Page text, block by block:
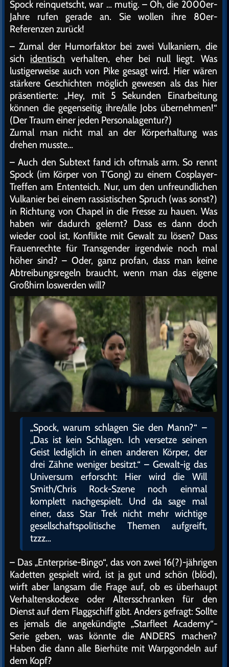
Spock reinquetscht, war … mutig. – Oh, die 2000er-
Jahre rufen gerade an. Sie wollen ihre 80er-
Referenzen zurück!
– Zumal der Humorfaktor bei zwei Vulkaniern, die
sich identisch verhalten, eher bei null liegt. Was
lustigerweise auch von Pike gesagt wird. Hier wären
stärkere Geschichten möglich gewesen als das hier
präsentierte: „Hey, mit 5 Sekunden Einarbeitung
können die gegenseitig ihre/alle Jobs übernehmen!“
(Der Traum einer jeden Personalagentur?)
Zumal man nicht mal an der Körperhaltung was
drehen musste…
– Auch den Subtext fand ich oftmals arm. So rennt
Spock (im Körper von T’Gong) zu einem Cosplayer-
Treffen am Ententeich. Nur, um den unfreundlichen
Vulkanier bei einem rassistischen Spruch (was sonst?)
in Richtung von Chapel in die Fresse zu hauen. Was
haben wir dadurch gelernt? Dass es dann doch
wieder cool ist, Konflikte mit Gewalt zu lösen? Dass
Frauenrechte für Transgender irgendwie noch mal
höher sind? – Oder, ganz profan, dass man keine
Abtreibungsregeln braucht, wenn man das eigene
Großhirn loswerden will?
„Spock, warum schlagen Sie den Mann?“ –
„Das ist kein Schlagen. Ich versetze seinen
Geist lediglich in einen anderen Körper, der
drei Zähne weniger besitzt.“ – Gewalt-ig das
Universum erforscht: Hier wird die Will
Smith/Chris Rock-Szene noch einmal
komplett nachgespielt. Und da sage mal
einer, dass Star Trek nicht mehr wichtige
gesellschaftspolitische Themen aufgreift,
tzzz…
– Das „Enterprise-Bingo“, das von zwei 16(?)-jährigen
Kadetten gespielt wird, ist ja gut und schön (blöd),
wirft aber langsam die Frage auf, ob es überhaupt
Verhaltenskodexe oder Altersschranken für den
Dienst auf dem Flaggschiff gibt. Anders gefragt: Sollte
es jemals die angekündigte „Starfleet Academy“-
Serie geben, was könnte die ANDERS machen?
Haben die dann alle Bierhüte mit Warpgondeln auf
dem Kopf?